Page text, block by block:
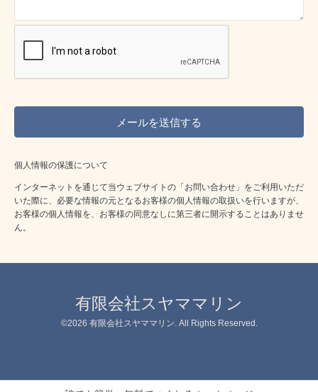
個人情報の保護について
インターネットを通じて当ウェブサイトの「お問い合わせ」をご利用いただ
いた際に、必要な情報の元となるお客様の個人情報の取扱いを行いますが、
お客様の個人情報を、お客様の同意なしに第三者に開示することはありませ
ん。
有限会社スヤママリン
©2026 有限会社スヤママリン. All Rights Reserved.